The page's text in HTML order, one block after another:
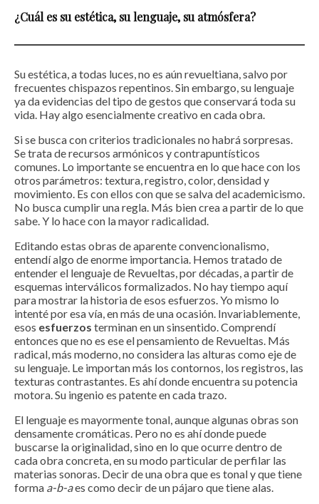
¿Cuál es su estética, su lenguaje, su atmósfera?
Su estética, a todas luces, no es aún revueltiana, salvo por
frecuentes chispazos repentinos. Sin embargo, su lenguaje
ya da evidencias del tipo de gestos que conservará toda su
vida. Hay algo esencialmente creativo en cada obra.
Si se busca con criterios tradicionales no habrá sorpresas.
Se trata de recursos armónicos y contrapuntísticos
comunes. Lo importante se encuentra en lo que hace con los
otros parámetros: textura, registro, color, densidad y
movimiento. Es con ellos con que se salva del academicismo.
No busca cumplir una regla. Más bien crea a partir de lo que
sabe. Y lo hace con la mayor radicalidad.
Editando estas obras de aparente convencionalismo,
entendí algo de enorme importancia. Hemos tratado de
entender el lenguaje de Revueltas, por décadas, a partir de
esquemas interválicos formalizados. No hay tiempo aquí
para mostrar la historia de esos esfuerzos. Yo mismo lo
intenté por esa vía, en más de una ocasión. Invariablemente,
esos esfuerzos terminan en un sinsentido. Comprendí
entonces que no es ese el pensamiento de Revueltas. Más
radical, más moderno, no considera las alturas como eje de
su lenguaje. Le importan más los contornos, los registros, las
texturas contrastantes. Es ahí donde encuentra su potencia
motora. Su ingenio es patente en cada trazo.
El lenguaje es mayormente tonal, aunque algunas obras son
densamente cromáticas. Pero no es ahí donde puede
buscarse la originalidad, sino en lo que ocurre dentro de
cada obra concreta, en su modo particular de perfilar las
materias sonoras. Decir de una obra que es tonal y que tiene
forma a-b-aes como decir de un pájaro que tiene alas.